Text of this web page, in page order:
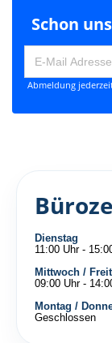
Schon
Abmeldung
Dienstag
11:00 Uhr -
Mittwoch /
09:00 Uhr -
Montag /
Geschlossen